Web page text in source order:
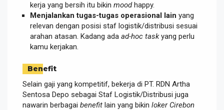
kerja yang bersih itu bikin moodhappy.
Menjalankan tugas-tugas operasional lain yang
relevan dengan posisi staf logistik/distribusi sesuai
arahan atasan. Kadang ada ad-hoc taskyang perlu
kamu kerjakan.
Benefit
Selain gaji yang kompetitif, bekerja di PT. RDN Artha
Sentosa Depo sebagai Staf Logistik/Distribusi juga
nawarin berbagai benefit lain yang bikin loker Cirebon